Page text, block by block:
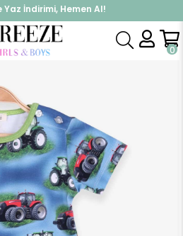
İndirimi, Hemen Al!
İndirimi Kap, Hemen Üye Ol!
0
ERKEK Pijama Takımı